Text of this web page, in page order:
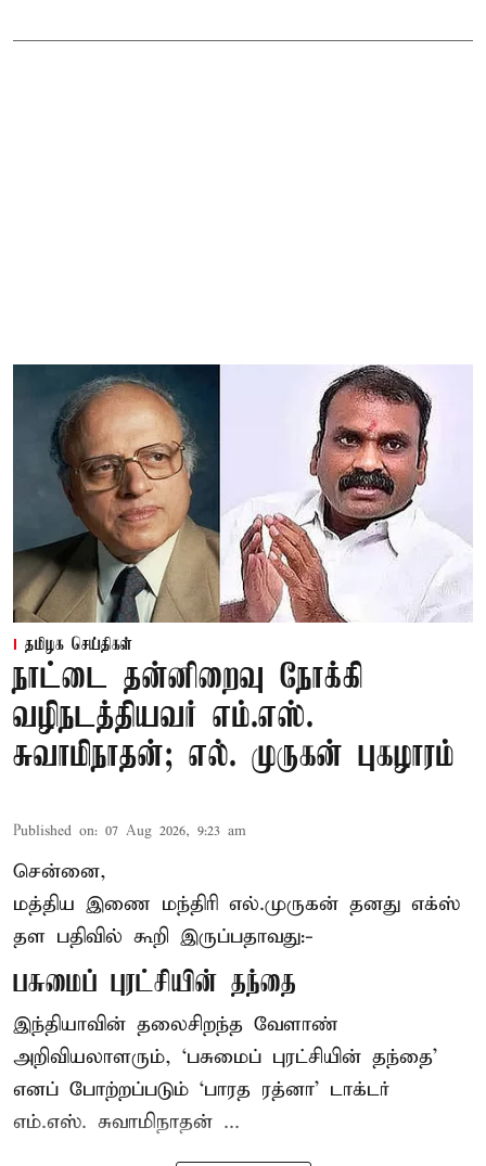
தமிழக செய்திகள்
நாட்டை தன்னிறைவு நோக்கி
வழிநடத்தியவர் எம்.எஸ்.
சுவாமிநாதன்; எல். முருகன் புகழாரம்
Published on: 07 Aug 2026, 9:23 am
சென்னை,
மத்திய இணை மந்திரி எல்.முருகன் தனது எக்ஸ்
தள பதிவில் கூறி இருப்பதாவது:-
பசுமைப் புரட்சியின் தந்தை
இந்தியாவின் தலைசிறந்த வேளாண்
அறிவியலாளரும், ‘பசுமைப் புரட்சியின் தந்தை’
எனப் போற்றப்படும் ‘பாரத ரத்னா’ டாக்டர்
எம்.எஸ். சுவாமிநாதன் ...